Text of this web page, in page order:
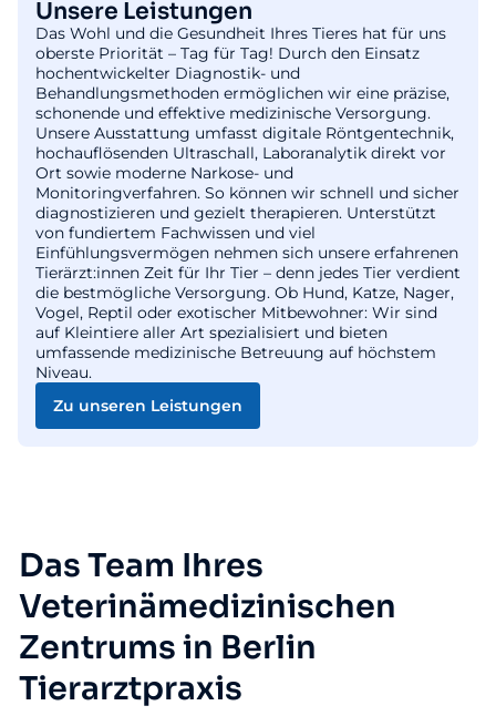
Unsere Leistungen
Das Wohl und die Gesundheit Ihres Tieres hat für uns
oberste Priorität – Tag für Tag! Durch den Einsatz
hochentwickelter Diagnostik- und
Behandlungsmethoden ermöglichen wir eine präzise,
schonende und effektive medizinische Versorgung.
Unsere Ausstattung umfasst digitale Röntgentechnik,
hochauflösenden Ultraschall, Laboranalytik direkt vor
Ort sowie moderne Narkose- und
Monitoringverfahren. So können wir schnell und sicher
diagnostizieren und gezielt therapieren. Unterstützt
von fundiertem Fachwissen und viel
Einfühlungsvermögen nehmen sich unsere erfahrenen
Tierärzt:innen Zeit für Ihr Tier – denn jedes Tier verdient
die bestmögliche Versorgung. Ob Hund, Katze, Nager,
Vogel, Reptil oder exotischer Mitbewohner: Wir sind
auf Kleintiere aller Art spezialisiert und bieten
umfassende medizinische Betreuung auf höchstem
Niveau.
Zu unseren Leistungen
Das Team Ihres
Veterinämedizinischen
Zentrums in Berlin
Tierarztpraxis